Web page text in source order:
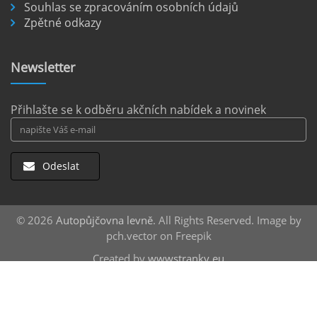
Letiště Berlín Brandenburg (BER) je hlavním
dopravním uzlem pro cestovatele mířící do
okolních regionech bez omezení, pronájem
číst :celý článek
Souhlas se zpracováním osobních údajů
Zpětné odkazy
Newsletter
Přihlašte se k odběru akčních nabídek a novinek
Odeslat
© 2026 Autopůjčovna levně. All Rights Reserved. Image by
pch.vector on Freepik
Created bywwwstranky.eu